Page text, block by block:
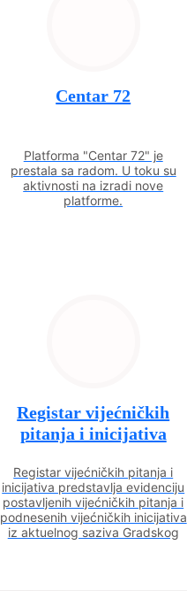
Centar 72
Platforma "Centar 72" je
prestala sa radom. U toku su
aktivnosti na izradi nove
platforme.
Registar vijećničkih
pitanja i inicijativa
Registar vijećničkih pitanja i
inicijativa predstavlja evidenciju
postavljenih vijećničkih pitanja i
podnesenih vijećničkih inicijativa
iz aktuelnog saziva Gradskog